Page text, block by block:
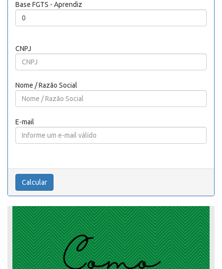
Base FGTS - Aprendiz
CNPJ
Nome / Razão Social
E-mail